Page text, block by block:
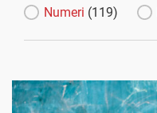
Numeri (119)